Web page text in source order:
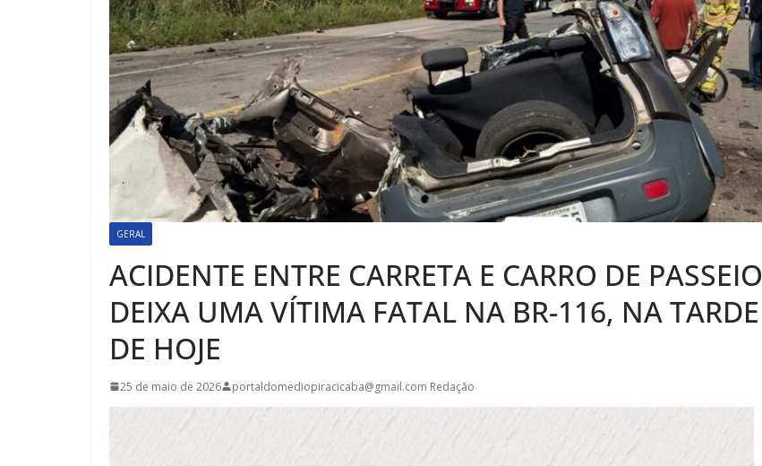
GERAL
ACIDENTE ENTRE CARRETA E CARRO DE PASSEIO
DEIXA UMA VÍTIMA FATAL NA BR-116, NA TARDE
DE HOJE
25 de maio de 2026 portaldomediopiracicaba@gmail.com Redação